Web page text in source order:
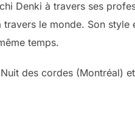
Denki à travers ses
le monde. Son style
temps.
des cordes (Montréal)